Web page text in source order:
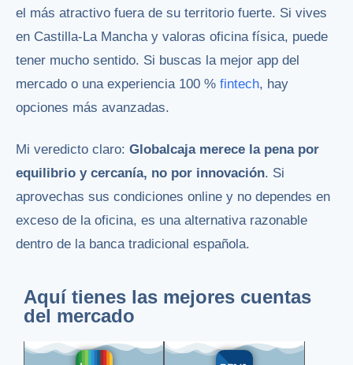
el más atractivo fuera de su territorio fuerte. Si vives
en Castilla-La Mancha y valoras oficina física, puede
tener mucho sentido. Si buscas la mejor app del
mercado o una experiencia 100 % fintech, hay
opciones más avanzadas.
Mi veredicto claro: Globalcaja merece la pena por
equilibrio y cercanía, no por innovación. Si
aprovechas sus condiciones online y no dependes en
exceso de la oficina, es una alternativa razonable
dentro de la banca tradicional española.
Aquí tienes las mejores cuentas
del mercado